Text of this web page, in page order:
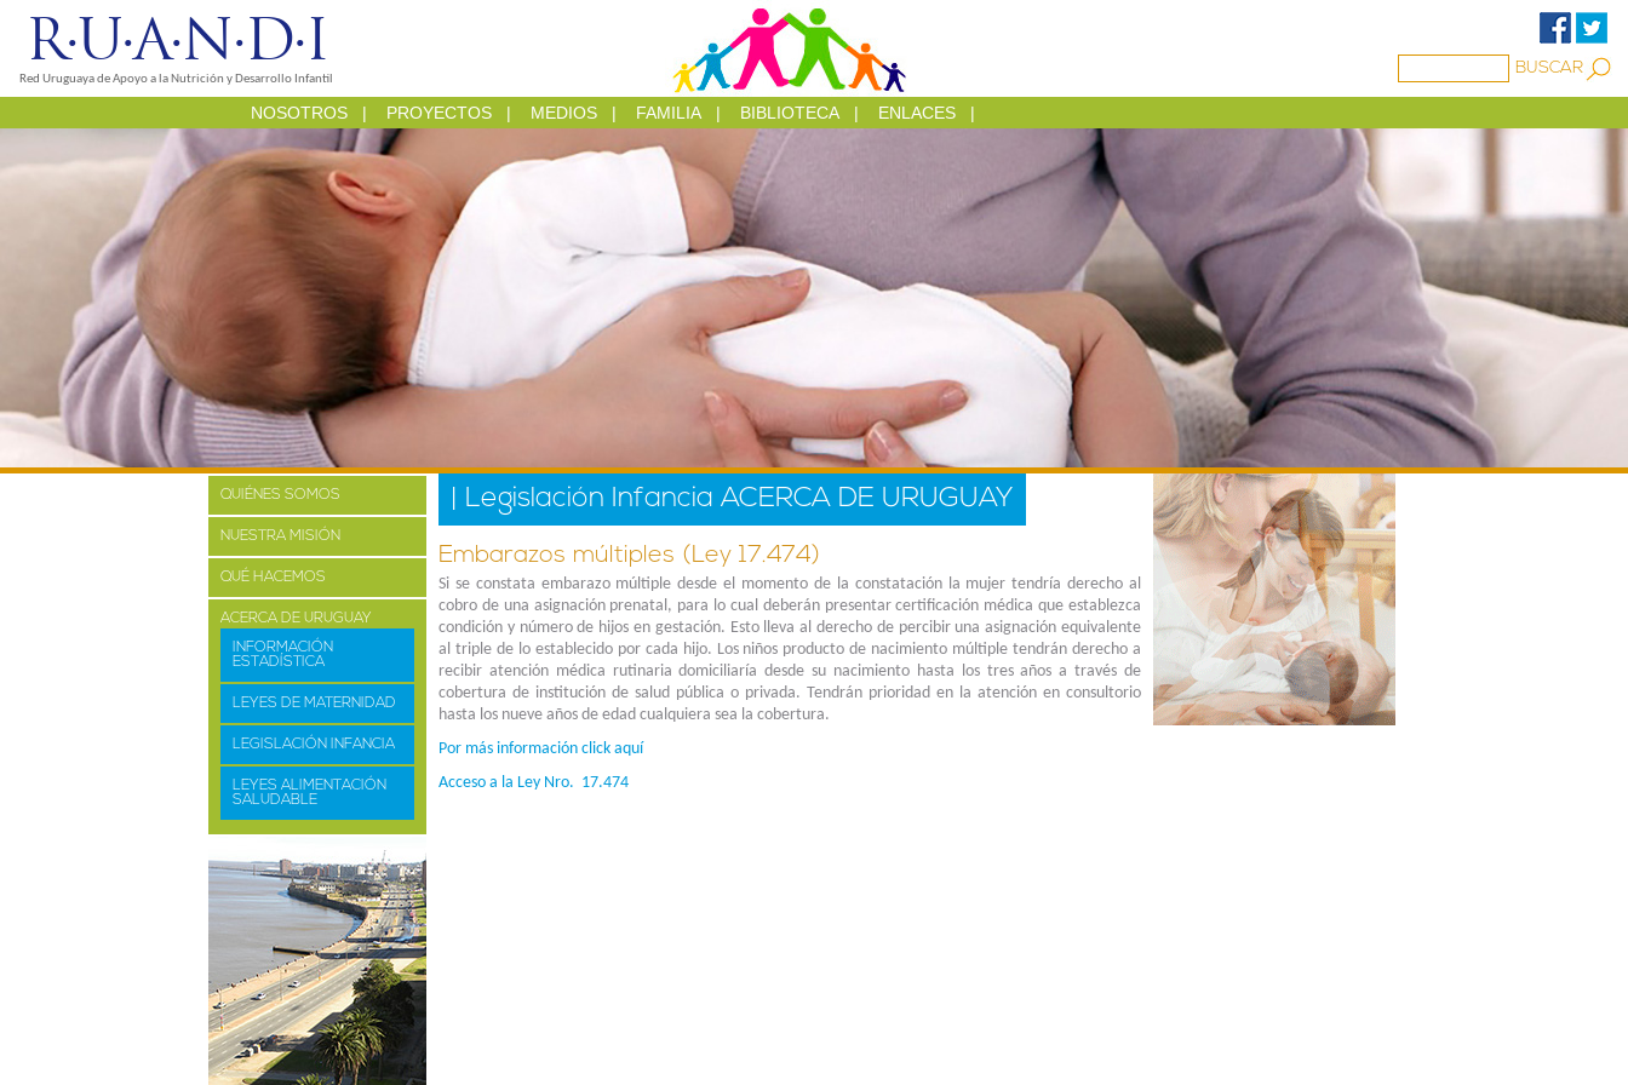
R·U·A·N·D·I
Red Uruguaya de Apoyo a la Nutrición y Desarrollo Infantil
NOSOTROS | PROYECTOS | MEDIOS | FAMILIA | BIBLIOTECA | ENLACES |
QUIÉNES SOMOS
NUESTRA MISIÓN
QUÉ HACEMOS
ACERCA DE URUGUAY
INFORMACIÓN
ESTADÍSTICA
LEYES DE MATERNIDAD
LEGISLACIÓN INFANCIA
LEYES ALIMENTACIÓN
SALUDABLE
| Legislación Infancia ACERCA DE URUGUAY
Embarazos múltiples (Ley 17.474)
Si se constata embarazo múltiple desde el momento de la constatación la mujer tendría derecho al
cobro de una asignación prenatal, para lo cual deberán presentar certificación médica que establezca
condición y número de hijos en gestación. Esto lleva al derecho de percibir una asignación equivalente
al triple de lo establecido por cada hijo. Los niños producto de nacimiento múltiple tendrán derecho a
recibir atención médica rutinaria domiciliaría desde su nacimiento hasta los tres años a través de
cobertura de institución de salud pública o privada. Tendrán prioridad en la atención en consultorio
hasta los nueve años de edad cualquiera sea la cobertura.
Por más información click aquí
Acceso a la Ley Nro. 17.474